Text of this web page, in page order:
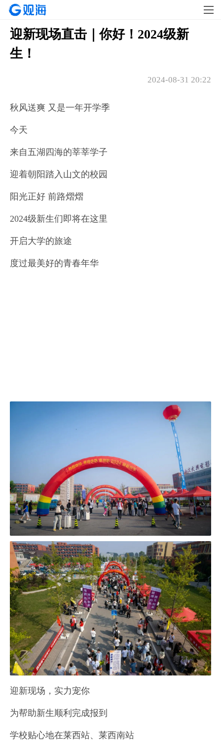
迎新现场直击｜你好！2024级新
生！
2024-08-31 20:22
秋风送爽 又是一年开学季
今天
来自五湖四海的莘莘学子
迎着朝阳踏入山文的校园
阳光正好 前路熠熠
2024级新生们即将在这里
开启大学的旅途
度过最美好的青春年华
迎新现场，实力宠你
为帮助新生顺利完成报到
学校贴心地在莱西站、莱西南站